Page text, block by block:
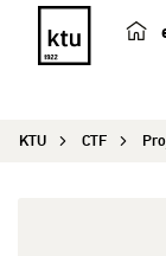
KTU CTF